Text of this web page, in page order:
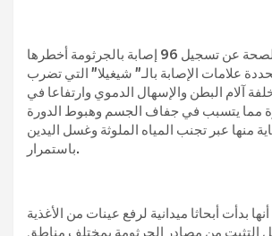
وكشفت وزارة الصحة عن تسجيل 96 إصابة بالجرثومة أخطرها
علامات الإصابة بالـ” شيغيلا” التي تضرب
آلام البطن والإسهال الدموي وارتفاعا في
مما يتسبب في جفاف الجسم وهبوط الدورة
منها عبر تجنب المياه الملوثة وغسل اليدين
باستمرار.
بدأت أبحاثا ميدانية لرفع عينات من الأغذية
التثبت من مصادر الجرثومة بمختلف مناطق